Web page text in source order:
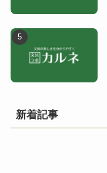
新着記事